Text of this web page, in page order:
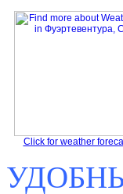
Click for weather